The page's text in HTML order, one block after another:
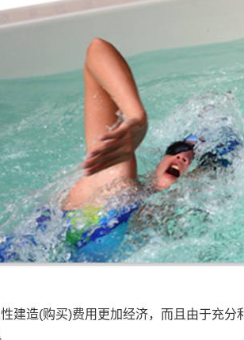
造(购买)费用更加经济，而且由于充分